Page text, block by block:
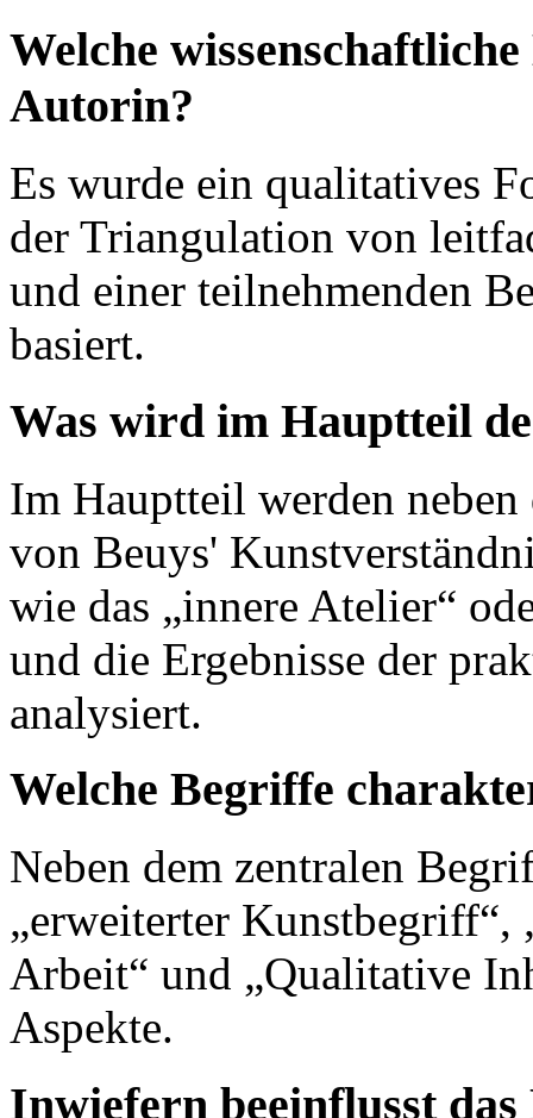
Welche
Autorin?
Es wurde ein qualitatives
der Triangulation von
und einer teilnehmenden
basiert.
Was wird im Hauptteil
Im Hauptteil werden
von Beuys'
wie das „innere Atelier“
und die Ergebnisse der
analysiert.
Welche Begriffe
Neben dem zentralen
„erweiterter Kunstbegriff“,
Arbeit“ und „Qualitative
Aspekte.
Inwiefern beeinflusst